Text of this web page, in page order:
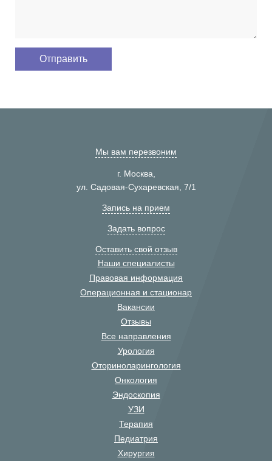
Мы вам перезвоним
г. Москва,
ул. Садовая-Сухаревская, 7/1
Запись на прием
Задать вопрос
Оставить свой отзыв
Наши специалисты
Правовая информация
Операционная и стационар
Вакансии
Отзывы
Все направления
Урология
Оториноларингология
Онкология
Эндоскопия
УЗИ
Терапия
Педиатрия
Хирургия